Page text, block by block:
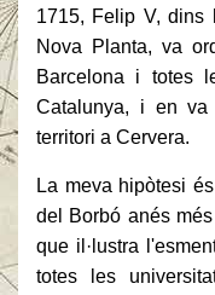
1715, Felip V, dins
Nova Planta, va
Barcelona i totes
Catalunya, i en
territori a Cervera.
La meva hipòtesi
del Borbó anés
que il·lustra
totes les